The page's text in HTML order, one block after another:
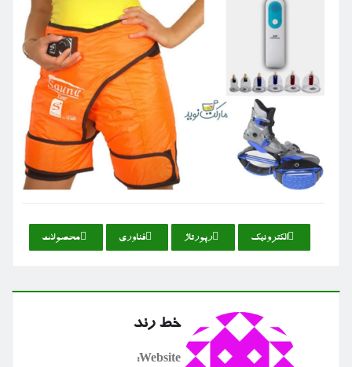
الكترونیك رپورتاژ فناوری محصولات
خط رند
Website: